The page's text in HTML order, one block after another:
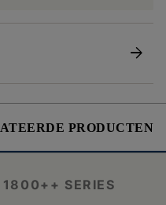
arrow_forward
PRODUCTEN
SERIES